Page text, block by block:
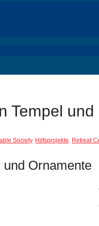
Tempel
Society, Hilfsprojekte, Retreat
Ornamente